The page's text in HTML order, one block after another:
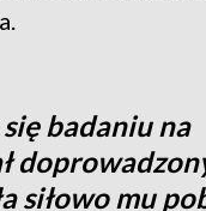
badaniu na
siłowo mu